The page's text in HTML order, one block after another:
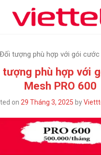
Đối tượng phù hợp với gói cước
phù hợp với
Mesh PRO 600
on 29 Tháng 3, 2025 by